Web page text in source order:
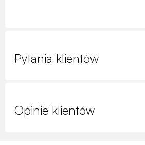
Pytania klientów
Opinie klientów